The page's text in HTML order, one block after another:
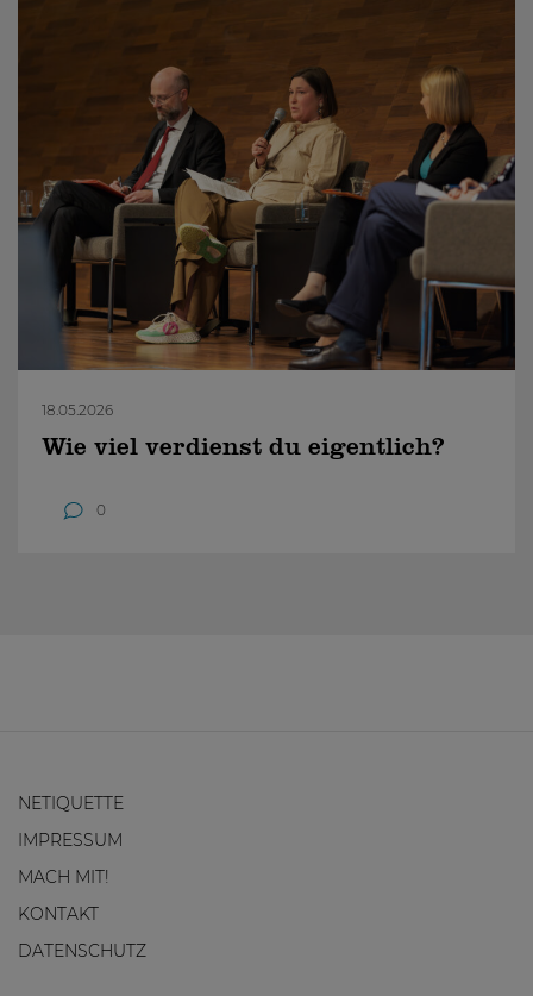
18.05.2026
Wie viel verdienst du eigentlich?
0
NETIQUETTE
IMPRESSUM
MACH MIT!
KONTAKT
DATENSCHUTZ